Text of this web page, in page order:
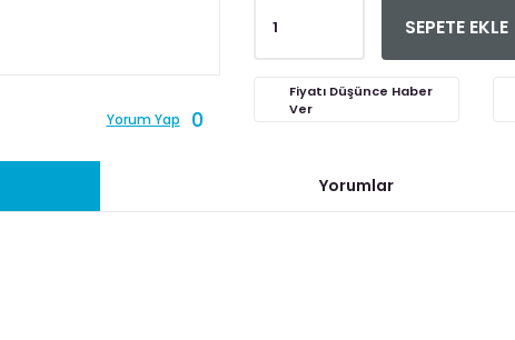
Yorum Yap 0
SEPETE EKLE
Fiyatı Düşünce Haber
Ver
Yorumlar